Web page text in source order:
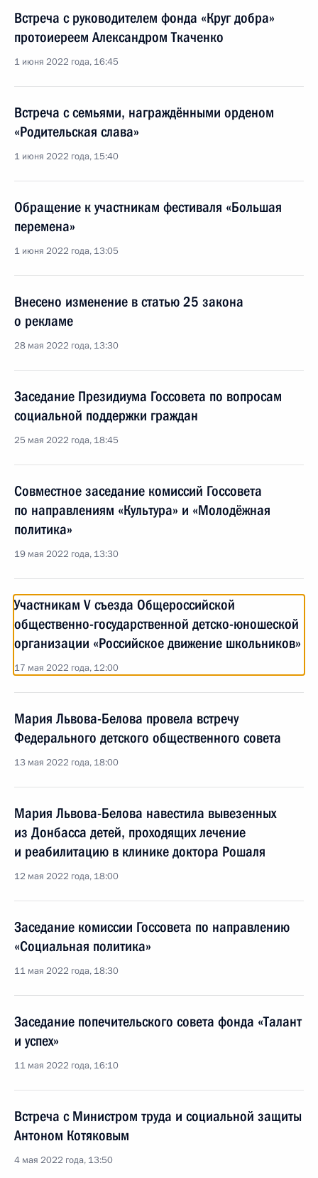
Встреча с руководителем фонда «Круг добра»
протоиереем Александром Ткаченко
1 июня 2022 года, 16:45
Встреча с семьями, награждёнными орденом
«Родительская слава»
1 июня 2022 года, 15:40
Обращение к участникам фестиваля «Большая
перемена»
1 июня 2022 года, 13:05
Внесено изменение в статью 25 закона
о рекламе
28 мая 2022 года, 13:30
Заседание Президиума Госсовета по вопросам
социальной поддержки граждан
25 мая 2022 года, 18:45
Совместное заседание комиссий Госсовета
по направлениям «Культура» и «Молодёжная
политика»
19 мая 2022 года, 13:30
Участникам V съезда Общероссийской
общественно-государственной детско-юношеской
организации «Российское движение школьников»
17 мая 2022 года, 12:00
Мария Львова-Белова провела встречу
Федерального детского общественного совета
13 мая 2022 года, 18:00
Мария Львова-Белова навестила вывезенных
из Донбасса детей, проходящих лечение
и реабилитацию в клинике доктора Рошаля
12 мая 2022 года, 18:00
Заседание комиссии Госсовета по направлению
«Социальная политика»
11 мая 2022 года, 18:30
Заседание попечительского совета фонда «Талант
и успех»
11 мая 2022 года, 16:10
Встреча с Министром труда и социальной защиты
Антоном Котяковым
4 мая 2022 года, 13:50